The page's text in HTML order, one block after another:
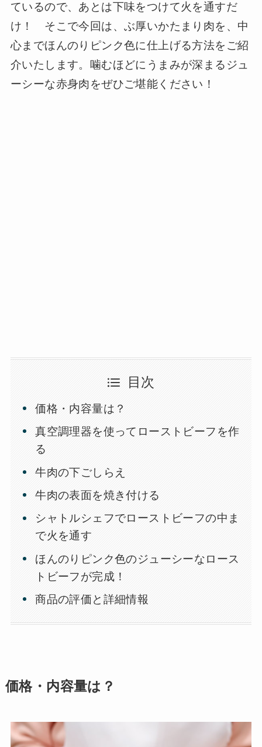
ているので、あとは下味をつけて火を通すだ
け！ そこで今回は、ぶ厚いかたまり肉を、中
心までほんのりピンク色に仕上げる方法をご紹
介いたします。噛むほどにうまみが深まるジュ
ーシーな赤身肉をぜひご堪能ください！
目次
価格・内容量は？
真空調理器を使ってローストビーフを作
る
牛肉の下ごしらえ
牛肉の表面を焼き付ける
シャトルシェフでローストビーフの中ま
で火を通す
ほんのりピンク色のジューシーなロース
トビーフが完成！
商品の評価と詳細情報
価格・内容量は？